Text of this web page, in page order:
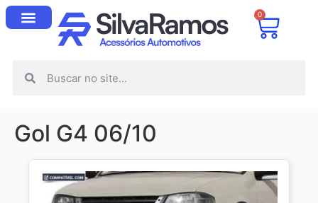
0
Gol G4 06/10